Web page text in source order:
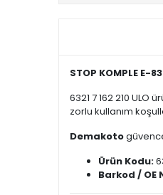
STOP KOMPLE E-
6321 7 162 210
zorlu kullanım
Demakoto
Ürün Kodu:
Barkod / OE